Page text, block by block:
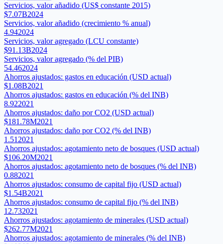
Servicios, valor añadido (US$ constante 2015)
$7.07B2024
Servicios, valor añadido (crecimiento % anual)
4.942024
Servicios, valor agregado (LCU constante)
$91.13B2024
Servicios, valor agregado (% del PIB)
54.462024
Ahorros ajustados: gastos en educación (USD actual)
$1.08B2021
Ahorros ajustados: gastos en educación (% del INB)
8.922021
Ahorros ajustados: daño por CO2 (USD actual)
$181.78M2021
Ahorros ajustados: daño por CO2 (% del INB)
1.51 2021
Ahorros ajustados: agotamiento neto de bosques (USD actual)
$106.20M2021
Ahorros ajustados: agotamiento neto de bosques (% del INB)
0.882021
Ahorros ajustados: consumo de capital fijo (USD actual)
$1.54B2021
Ahorros ajustados: consumo de capital fijo (% del INB)
12.732021
Ahorros ajustados: agotamiento de minerales (USD actual)
$262.77M2021
Ahorros ajustados: agotamiento de minerales (% del INB)